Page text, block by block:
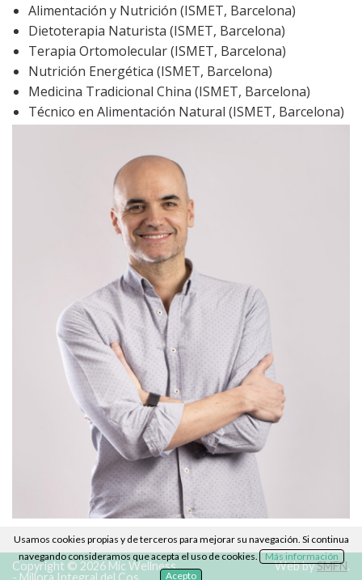
Alimentación y Nutrición (ISMET, Barcelona)
Dietoterapia Naturista (ISMET, Barcelona)
Terapia Ortomolecular (ISMET, Barcelona)
Nutrición Energética (ISMET, Barcelona)
Medicina Tradicional China (ISMET, Barcelona)
Técnico en Alimentación Natural (ISMET, Barcelona)
Copyright © 2026 Mic Wellness
- Millora Integral del Cos
Web bySMFN.
Usamos cookies propias y de terceros para mejorar su navegación. Si continua
navegando consideramos que acepta el uso de cookies. Más información
Acepto